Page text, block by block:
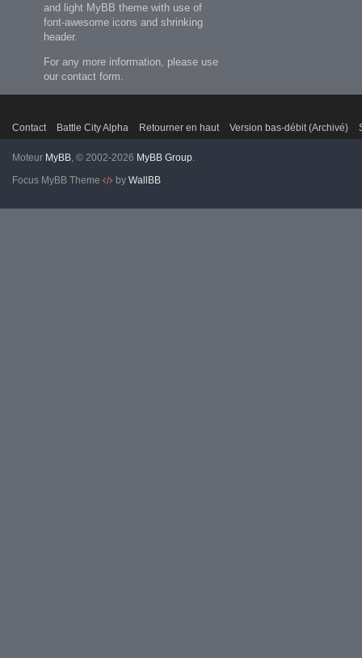
and light MyBB theme with use of
font-awesome icons and shrinking
header.
For any more information, please use
our contact form.
Contact Battle City Alpha Retourner en haut Version bas-débit (Archivé)
Moteur MyBB, © 2002-2026 MyBB Group.
Focus MyBB Theme
by WallBB